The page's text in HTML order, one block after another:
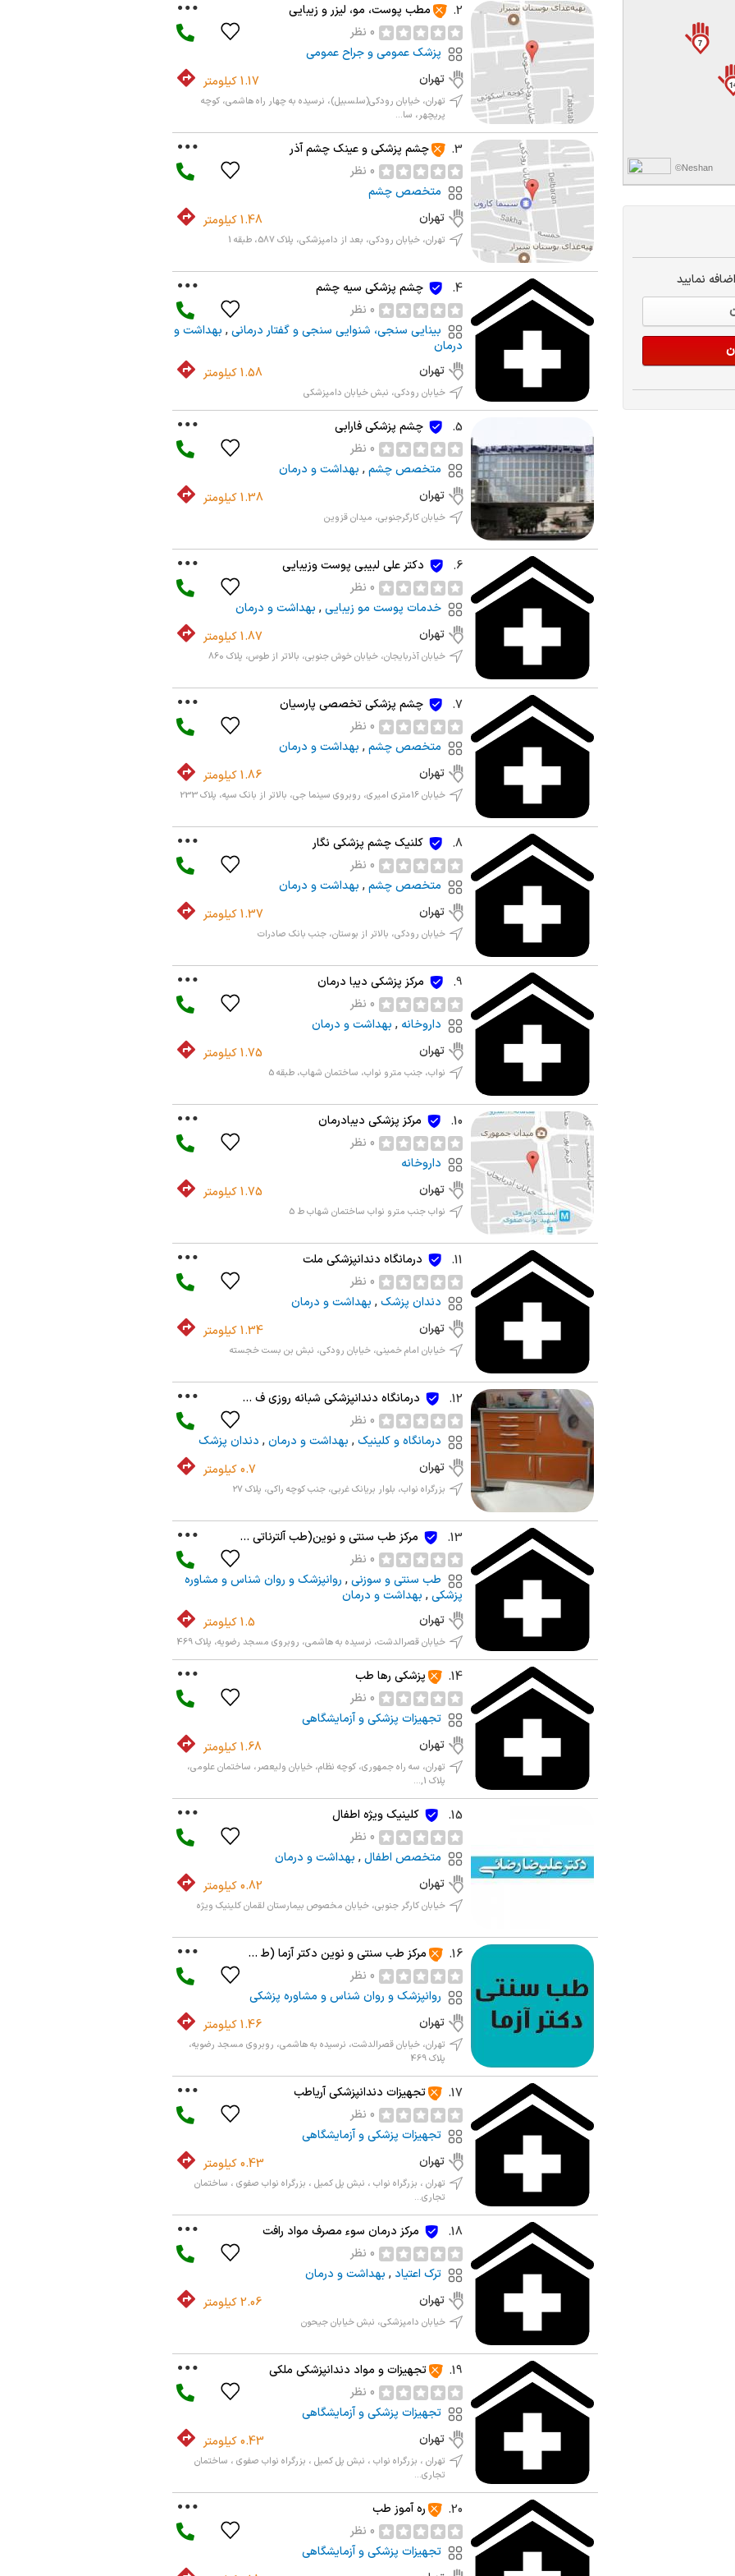
2.
مطب پوست، مو، لیزر و زیبایی
0 نظر
پزشک عمومی و جراح عمومی
تهران
1.17 کیلومتر
تهران، خیابان رودکی(سلسبیل)، نرسیده به چهار راه هاشمی، کوچه
پریچهر، سا...
3.
چشم پزشکی و عینک چشم آذر
0 نظر
متخصص چشم
تهران
1.48 کیلومتر
تهران، خیابان رودکی، بعد از دامپزشکی، پلاک 587، طبقه 1
4.
چشم پزشکی سیه چشم
0 نظر
بینایی سنجی، شنوایی سنجی و گفتار درمانی, بهداشت و
درمان
تهران
1.58 کیلومتر
خیابان رودکی، نبش خیابان دامپزشکی
5.
چشم پزشکی فارابی
0 نظر
متخصص چشم, بهداشت و درمان
تهران
1.38 کیلومتر
خیابان کارگرجنوبی، میدان قزوین
6.
دکتر علی لبیبی پوست وزیبایی
0 نظر
خدمات پوست مو زیبایی, بهداشت و درمان
تهران
1.87 کیلومتر
خیابان آذربایجان، خیابان خوش جنوبی، بالاتر از طوس، پلاک 860
7.
چشم پزشکی تخصصی پارسیان
0 نظر
متخصص چشم, بهداشت و درمان
تهران
1.86 کیلومتر
خیابان 16متری امیری، روبروی سینما جی، بالاتر از بانک سپه، پلاک 233
8.
کلنیک چشم پزشکی نگار
0 نظر
متخصص چشم, بهداشت و درمان
تهران
1.37 کیلومتر
خیابان رودکی، بالاتر از بوستان، جنب بانک صادرات
9.
مرکز پزشکی دیبا درمان
0 نظر
داروخانه , بهداشت و درمان
تهران
1.75 کیلومتر
نواب، جنب مترو نواب، ساختمان شهاب، طبقه 5
10.
مرکز پزشکی دیبادرمان
0 نظر
داروخانه
تهران
1.75 کیلومتر
نواب جنب مترو نواب ساختمان شهاب ط 5
11.
درمانگاه دندانپزشکی ملت
0 نظر
دندان پزشک, بهداشت و درمان
تهران
1.34 کیلومتر
خیابان امام خمینی، خیابان رودکی، نبش بن بست خجسته
12.
درمانگاه دندانپزشکی شبانه روزی ف ...
0 نظر
درمانگاه و کلینیک, بهداشت و درمان, دندان پزشک
تهران
0.7 کیلومتر
بزرگراه نواب، بلوار بریانک غربی، جنب کوچه راکی، پلاک ۲۷
13.
مرکز طب سنتی و نوین(طب آلترناتی ...
0 نظر
طب سنتی و سوزنی, روانپزشک و روان شناس و مشاوره
پزشکی, بهداشت و درمان
تهران
1.5 کیلومتر
خیابان قصرالدشت، نرسیده به هاشمی، روبروی مسجد رضویه، پلاک 469
14.
پزشکی رها طب
0 نظر
تجهیزات پزشکی و آزمایشگاهی
تهران
1.68 کیلومتر
تهران، سه راه جمهوری، کوچه نظام، خیابان ولیعصر، ساختمان علومی،
پلاک 1,...
15.
کلینیک ویژه اطفال
0 نظر
متخصص اطفال, بهداشت و درمان
تهران
0.82 کیلومتر
خیابان کارگر جنوبی، خیابان مخصوص بیمارستان لقمان کلینیک ویژه
16.
مرکز طب سنتی و نوین دکتر آزما (ط ...
0 نظر
روانپزشک و روان شناس و مشاوره پزشکی
تهران
1.46 کیلومتر
تهران، خیابان قصرالدشت، نرسیده به هاشمی، روبروی مسجد رضویه،
پلاک 469
17.
تجهیزات دندانپزشکی آریاطب
0 نظر
تجهیزات پزشکی و آزمایشگاهی
تهران
0.43 کیلومتر
تهران ، بزرگراه نواب ، نبش پل کمیل ، بزرگراه نواب صفوی ، ساختمان
تجاری...
18.
مرکز درمان سوء مصرف مواد رافت
0 نظر
ترک اعتیاد , بهداشت و درمان
تهران
2.06 کیلومتر
خیابان دامپزشکی، نبش خیابان جیحون
19.
تجهیزات و مواد دندانپزشکی ملکی
0 نظر
تجهیزات پزشکی و آزمایشگاهی
تهران
0.43 کیلومتر
تهران ، بزرگراه نواب ، نبش پل کمیل ، بزرگراه نواب صفوی ، ساختمان
تجاری...
20.
ره آموز طب
0 نظر
تجهیزات پزشکی و آزمایشگاهی
7
©Neshan
نمایید